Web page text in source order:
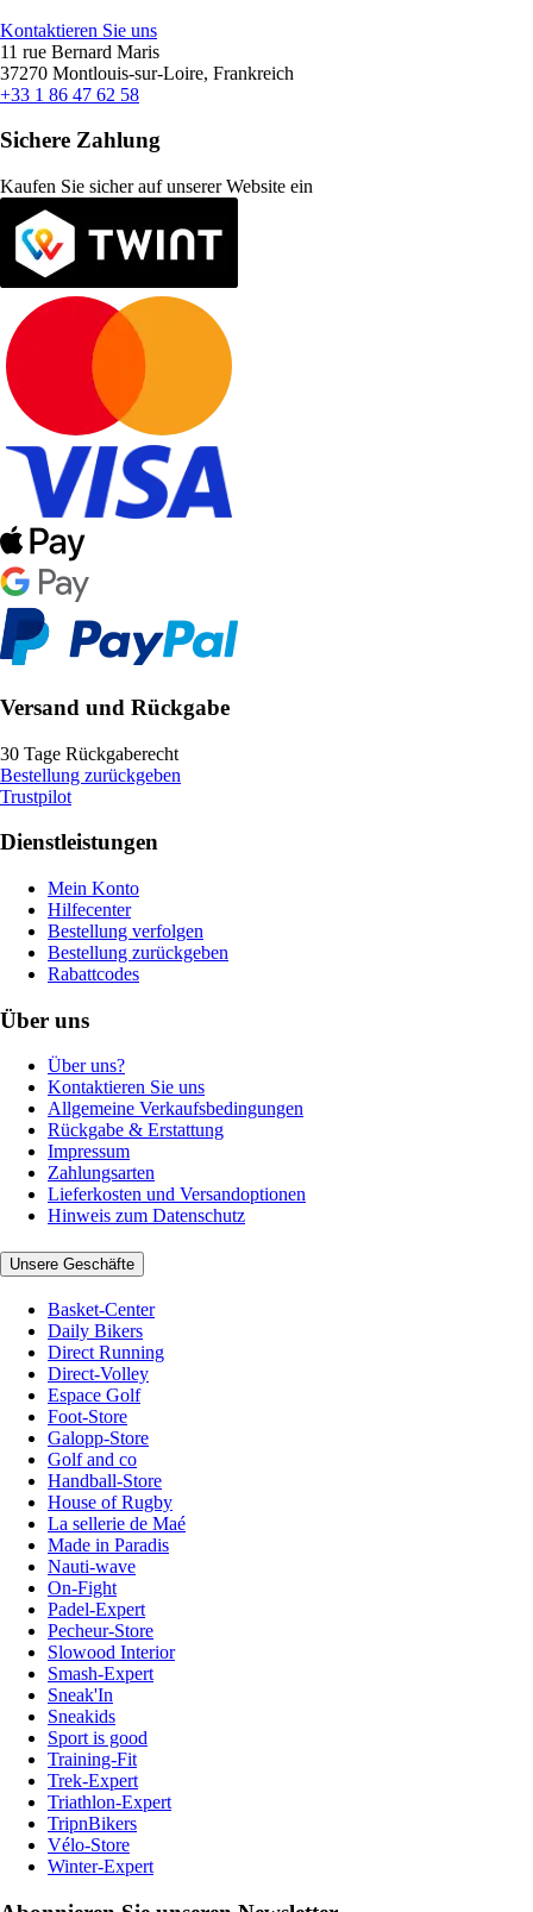
Kontaktieren Sie uns
11 rue Bernard Maris
37270 Montlouis-sur-Loire, Frankreich
+33 1 86 47 62 58
Sichere Zahlung
Kaufen Sie sicher auf unserer Website ein
Versand und Rückgabe
30 Tage Rückgaberecht
Bestellung zurückgeben
Trustpilot
Dienstleistungen
Mein Konto
Hilfecenter
Bestellung verfolgen
Bestellung zurückgeben
Rabattcodes
Über uns
Über uns?
Kontaktieren Sie uns
Allgemeine Verkaufsbedingungen
Rückgabe & Erstattung
Impressum
Zahlungsarten
Lieferkosten und Versandoptionen
Hinweis zum Datenschutz
Unsere Geschäfte
Basket-Center
Daily Bikers
Direct Running
Direct-Volley
Espace Golf
Foot-Store
Galopp-Store
Golf and co
Handball-Store
House of Rugby
La sellerie de Maé
Made in Paradis
Nauti-wave
On-Fight
Padel-Expert
Pecheur-Store
Slowood Interior
Smash-Expert
Sneak'In
Sneakids
Sport is good
Training-Fit
Trek-Expert
Triathlon-Expert
TripnBikers
Vélo-Store
Winter-Expert